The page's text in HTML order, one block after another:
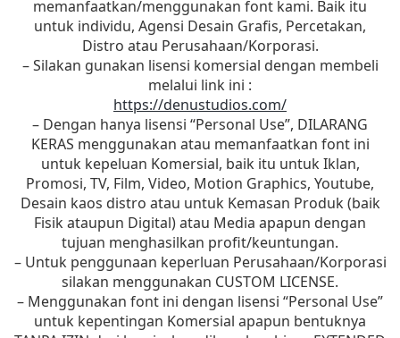
memanfaatkan/menggunakan font kami. Baik itu
untuk individu, Agensi Desain Grafis, Percetakan,
Distro atau Perusahaan/Korporasi.
– Silakan gunakan lisensi komersial dengan membeli
melalui link ini :
https://denustudios.com/
– Dengan hanya lisensi “Personal Use”, DILARANG
KERAS menggunakan atau memanfaatkan font ini
untuk kepeluan Komersial, baik itu untuk Iklan,
Promosi, TV, Film, Video, Motion Graphics, Youtube,
Desain kaos distro atau untuk Kemasan Produk (baik
Fisik ataupun Digital) atau Media apapun dengan
tujuan menghasilkan profit/keuntungan.
– Untuk penggunaan keperluan Perusahaan/Korporasi
silakan menggunakan CUSTOM LICENSE.
– Menggunakan font ini dengan lisensi “Personal Use”
untuk kepentingan Komersial apapun bentuknya